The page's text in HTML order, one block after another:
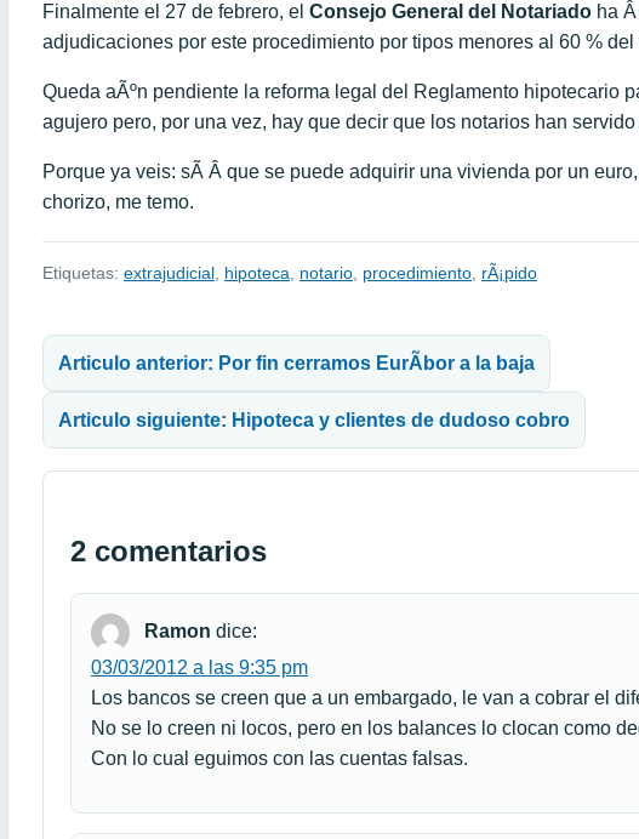
Finalmente el 27 de febrero, el Consejo General del Notariado ha
adjudicaciones por este procedimiento por tipos menores al 60 %
Queda aÃºn pendiente la reforma legal del Reglamento hipotecario
agujero pero, por una vez, hay que decir que los notarios han
Porque ya veis: sÃ­ Â que se puede adquirir una vivienda por un
chorizo, me temo.
Etiquetas: extrajudicial hipoteca notario procedimiento rÃ¡pido
Articulo anterior: Por fin cerramos EurÃ­bor a la baja
Articulo siguiente: Hipoteca y clientes de dudoso cobro
2 comentarios
Ramon dice:
03/03/2012 a las 9:35 pm
Los bancos se creen que a un embargado, le van a cobrar el
No se lo creen ni locos, pero en los balances lo clocan como
Con lo cual eguimos con las cuentas falsas.